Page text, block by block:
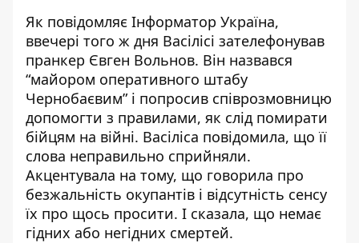
Як повідомляє Інформатор Україна,
ввечері того ж дня Васілісі зателефонував
пранкер Євген Вольнов. Він назвався
“майором оперативного штабу
Чернобаєвим” і попросив співрозмовницю
допомогти з правилами, як слід помирати
бійцям на війні. Васіліса повідомила, що її
слова неправильно сприйняли.
Акцентувала на тому, що говорила про
безжальність окупантів і відсутність сенсу
їх про щось просити. І сказала, що немає
гідних або негідних смертей.